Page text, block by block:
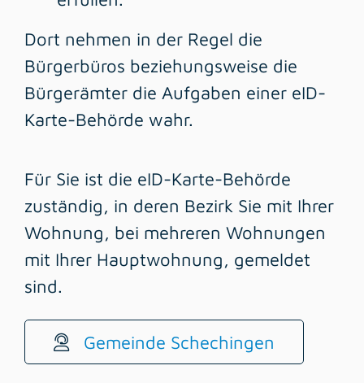
Dort nehmen in der Regel die
Bürgerbüros beziehungsweise die
Bürgerämter die Aufgaben einer eID-
Karte-Behörde wahr.
Für Sie ist die eID-Karte-Behörde
zuständig, in deren Bezirk Sie mit Ihrer
Wohnung, bei mehreren Wohnungen
mit Ihrer Hauptwohnung, gemeldet
sind.
Gemeinde Schechingen